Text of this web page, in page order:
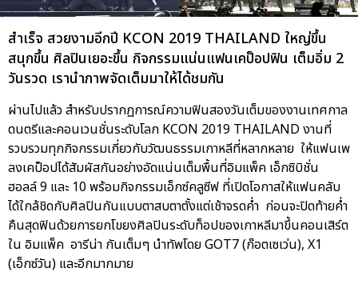
สำเร็จ สวยงามอีกปี KCON 2019 THAILAND ใหญ่ขึ้น
สนุกขึ้น ศิลปินเยอะขึ้น กิจกรรมแน่นแฟนเคป็อปฟิน เต็มอิ่ม 2
วันรวด เรานำภาพจัดเต็มมาให้ได้ชมกัน
ผ่านไปแล้ว สำหรับปรากฏการณ์ความฟินสองวันเต็มของงานเทศกาล
ดนตรีและคอนเวนชั่นระดับโลก KCON 2019 THAILAND งานที่
รวบรวมทุกกิจกรรมเกี่ยวกับวัฒนธรรมเกาหลีที่หลากหลาย ให้แฟนเพ
ลงเคป็อปได้สัมผัสกันอย่างอัดแน่นเต็มพื้นที่อิมแพ็ค เอ็กซิบิชั่น
ฮอลล์ 9 และ 10 พร้อมกิจกรรมเอ็กซ์คลูซีฟ ที่เปิดโอกาสให้แฟนคลับ
ได้ใกล้ชิดกับศิลปินกันแบบตาสบตาตั้งแต่เช้าจรดค่ำ ก่อนจะปิดท้ายค่ำ
คืนสุดฟินด้วยการยกโขยงศิลปินระดับท็อปของเกาหลีมาขึ้นคอนเสิร์ต
ใน อิมแพ็ค อารีน่า กันเต็มๆ นำทัพโดย GOT7 (ก๊อตเซเว่น), X1
(เอ็กซ์วัน) และอีกมากมาย